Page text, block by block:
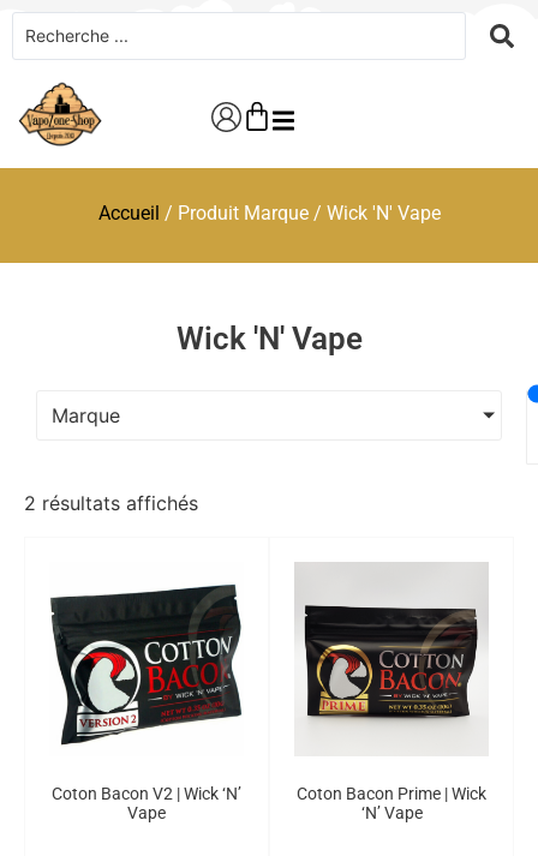
Accueil / Produit Marque / Wick 'N' Vape
Wick 'N' Vape
Marque
2 résultats affichés
Coton Bacon V2 | Wick ‘N’
Vape
Coton Bacon Prime | Wick
‘N’ Vape